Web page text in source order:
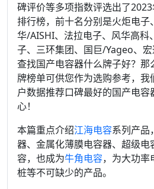
碑评价等多项指数评选出了
排行榜，前十名分别是火炬电
华/AISHI、法拉电子、风华高科
子、三环集团、国巨/Yageo、
查找国产电容器什么牌子好？那
牌榜单可供您作为选购参考，
户数据推荐口碑最好的国产电
心！
本篇重点介绍江海电容系列产品
器、金属化薄膜电容器、超级电
容，也成为牛角电容，为大功率
桩等不可缺少的产品。